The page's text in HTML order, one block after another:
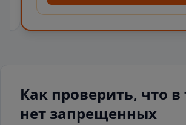
Как проверить, что в
нет запрещенных